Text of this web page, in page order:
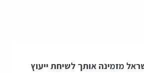
מזמינה אותך לשיחת ייעוץ